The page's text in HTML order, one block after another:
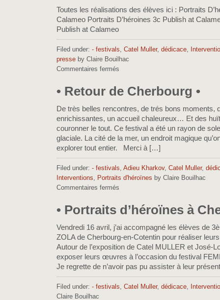
Toutes les réalisations des élèves ici : Portraits
Calameo Portraits D’héroines 3c Publish at
Publish at Calameo
Filed under: - festivals, Catel Muller, dédicace,
presse by Claire Bouilhac
Commentaires fermés
Cherbourg,
ses
ses
héroïnes
•
• Retour de Cherbourg •
De très belles rencontres, de trés bons moments,
enrichissantes, un accueil chaleureux… Et des
couronner le tout. Ce festival a été un rayon de
glaciale. La cité de la mer, un endroit magique
explorer tout entier. Merci à […]
Filed under: - festivals, Adieu Kharkov, Catel Muller,
Interventions, Portraits d'héroïnes by Claire Bouilhac
Commentaires fermés
Retour
de
•
• Portraits d’héroïnes à
Vendredi 16 avril, j’ai accompagné les élèves de
ZOLA de Cherbourg-en-Cotentin pour réaliser
Autour de l’exposition de Catel MULLER et José-
exposer leurs œuvres à l’occasion du festival
Je regrette de n’avoir pas pu assister à leur
Filed under: - festivals, Catel Muller, dédicace,
Claire Bouilhac